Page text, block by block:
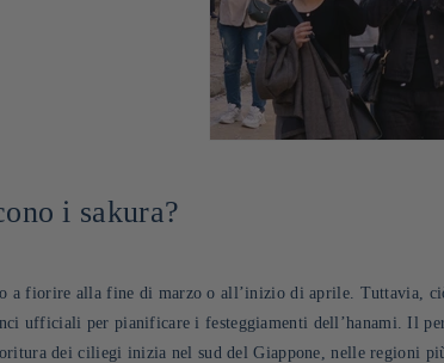
i sakura?
fiorire alla fine di marzo o all’inizio di aprile. Tuttavia,
ufficiali per pianificare i festeggiamenti dell’hanami. Il
dei ciliegi inizia nel sud del Giappone, nelle regioni